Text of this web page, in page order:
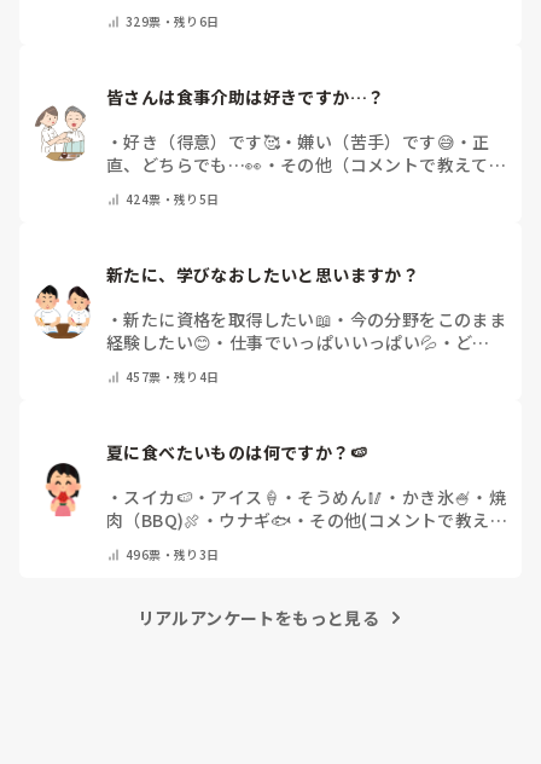
内視鏡技師・その他(コメントで教えて下さい)
329票・残り6日
皆さんは食事介助は好きですか…？
・好き（得意）です🥰・嫌い（苦手）です😅 ・ 正
直、どちらでも…👀 ・ その他（コメントで教えてく
424票・残り5日
新たに、学びなおしたいと思いますか？
・新たに資格を取得したい📖 ・ 今の分野をこのまま
経験したい😊 ・ 仕事でいっぱいいっぱい💦 ・ どん
教えてください）
457票・残り4日
夏に食べたいものは何ですか？🍉
・ スイカ🍉 ・ アイス🍦 ・ そうめん🥢 ・ かき氷🍧 ・ 焼
肉（BBQ)🍖 ・ ウナギ🐟 ・ その他(コメントで教え
496票・残り3日
リアルアンケートをもっと見る